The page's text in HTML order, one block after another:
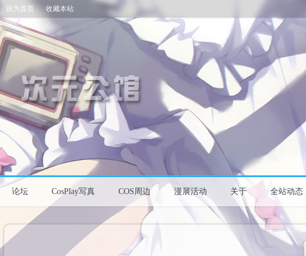
设为首页 收藏本站
论坛 CosPlay写真 COS周边 漫展活动 关于 全站动态